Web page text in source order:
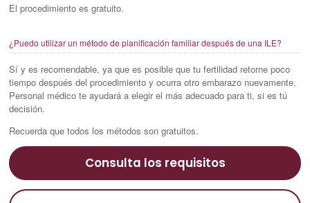
El procedimiento es gratuito.
¿Puedo utilizar un método de planificación familiar después de una ILE?
Sí y es recomendable, ya que es posible que tu fertilidad retorne poco
tiempo después del procedimiento y ocurra otro embarazo nuevamente.
Personal médico te ayudará a elegir el más adecuado para ti, si es tú
decisión.
Recuerda que todos los métodos son gratuitos.
Consulta los requisitos